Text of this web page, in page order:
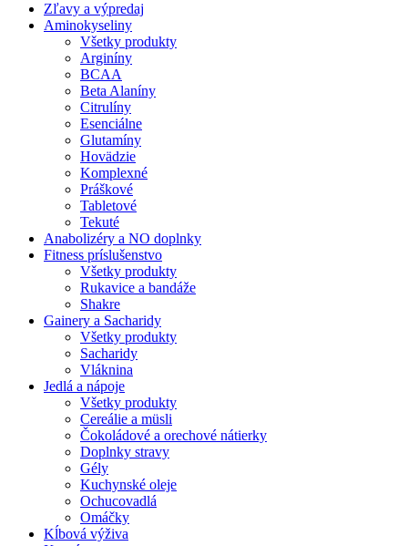
Zľavy a výpredaj
Aminokyseliny
Všetky produkty
Arginíny
BCAA
Beta Alaníny
Citrulíny
Esenciálne
Glutamíny
Hovädzie
Komplexné
Práškové
Tabletové
Tekuté
Anabolizéry a NO doplnky
Fitness príslušenstvo
Všetky produkty
Rukavice a bandáže
Shakre
Gainery a Sacharidy
Všetky produkty
Sacharidy
Vláknina
Jedlá a nápoje
Všetky produkty
Cereálie a müsli
Čokoládové a orechové nátierky
Doplnky stravy
Gély
Kuchynské oleje
Ochucovadlá
Omáčky
Kĺbová výživa